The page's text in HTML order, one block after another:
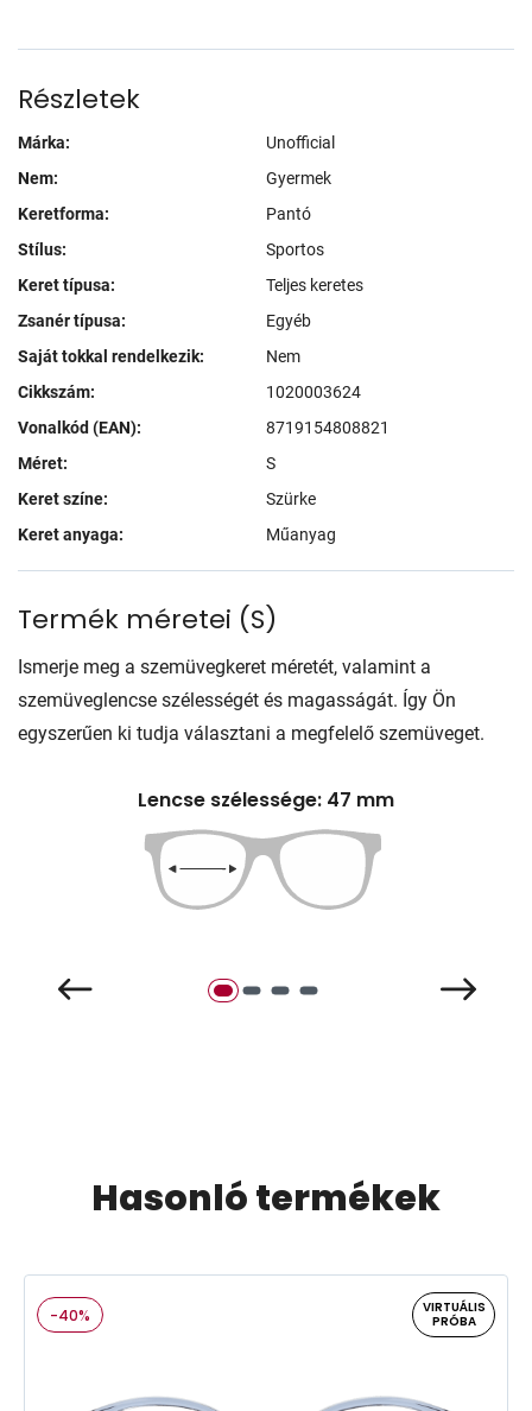
Részletek
Márka:
Unofficial
Nem:
Gyermek
Keretforma:
Pantó
Stílus:
Sportos
Keret típusa:
Teljes keretes
Zsanér típusa:
Egyéb
Saját tokkal rendelkezik:
Nem
Cikkszám:
1020003624
Vonalkód (EAN):
8719154808821
Méret:
S
Keret színe:
Szürke
Keret anyaga:
Műanyag
Termék méretei (S)
Ismerje meg a szemüvegkeret méretét, valamint a
szemüveglencse szélességét és magasságát. Így Ön
egyszerűen ki tudja választani a megfelelő szemüveget.
Lencse szélessége: 47 mm
Hasonló termékek
-40%
VIRTUÁLIS
PRÓBA